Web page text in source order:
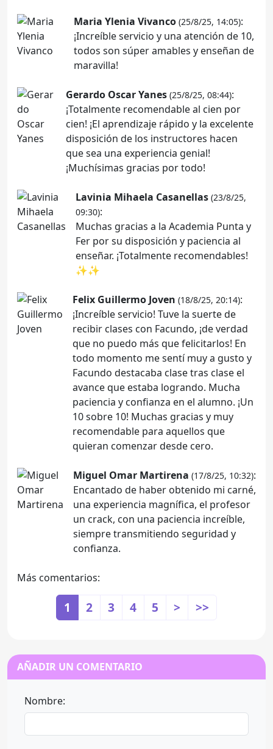
Maria Ylenia Vivanco (25/8/25, 14:05):
¡Increíble servicio y una atención de 10,
todos son súper amables y enseñan de
maravilla!
Gerardo Oscar Yanes (25/8/25, 08:44):
¡Totalmente recomendable al cien por
cien! ¡El aprendizaje rápido y la excelente
disposición de los instructores hacen
que sea una experiencia genial!
¡Muchísimas gracias por todo!
Lavinia Mihaela Casanellas (23/8/25,
09:30):
Muchas gracias a la Academia Punta y
Fer por su disposición y paciencia al
enseñar. ¡Totalmente recomendables!
✨✨
Felix Guillermo Joven (18/8/25, 20:14):
¡Increíble servicio! Tuve la suerte de
recibir clases con Facundo, ¡de verdad
que no puedo más que felicitarlos! En
todo momento me sentí muy a gusto y
Facundo destacaba clase tras clase el
avance que estaba logrando. Mucha
paciencia y confianza en el alumno. ¡Un
10 sobre 10! Muchas gracias y muy
recomendable para aquellos que
quieran comenzar desde cero.
Miguel Omar Martirena (17/8/25, 10:32):
Encantado de haber obtenido mi carné,
una experiencia magnífica, el profesor
un crack, con una paciencia increíble,
siempre transmitiendo seguridad y
confianza.
Más comentarios:
1 2 3 4 5 > >>
AÑADIR UN COMENTARIO
Nombre: